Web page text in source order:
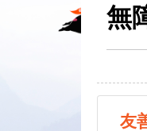
無
友